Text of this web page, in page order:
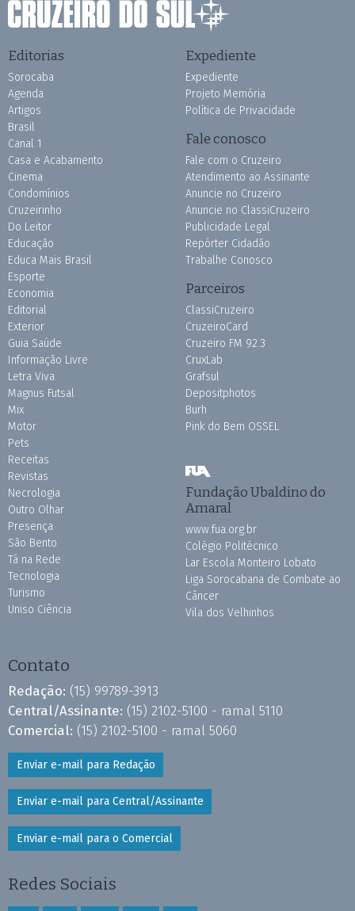
Editorias
Sorocaba
Agenda
Artigos
Brasil
Canal 1
Casa e Acabamento
Cinema
Condomínios
Cruzeirinho
Do Leitor
Educação
Educa Mais Brasil
Esporte
Economia
Editorial
Exterior
Guia Saúde
Informação Livre
Letra Viva
Magnus Futsal
Mix
Motor
Pets
Receitas
Revistas
Necrologia
Outro Olhar
Presença
São Bento
Tá na Rede
Tecnologia
Turismo
Uniso Ciência
Expediente
Expediente
Projeto Memória
Política de Privacidade
Fale conosco
Fale com o Cruzeiro
Atendimento ao Assinante
Anuncie no Cruzeiro
Anuncie no ClassiCruzeiro
Publicidade Legal
Repórter Cidadão
Trabalhe Conosco
Parceiros
ClassiCruzeiro
CruzeiroCard
Cruzeiro FM 92.3
CruxLab
Grafsul
Depositphotos
Burh
Pink do Bem OSSEL
Fundação Ubaldino do
Amaral
www.fua.org.br
Colégio Politécnico
Lar Escola Monteiro Lobato
Liga Sorocabana de Combate ao
Câncer
Vila dos Velhinhos
Contato
Redação: (15) 99789-3913
Central/Assinante: (15) 2102-5100 - ramal 5110
Comercial: (15) 2102-5100 - ramal 5060
Enviar e-mail para Redação
Enviar e-mail para Central/Assinante
Enviar e-mail para o Comercial
Redes Sociais